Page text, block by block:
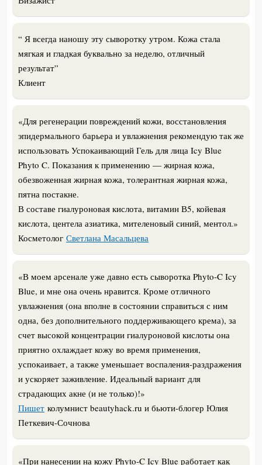
“ Я всегда наношу эту сыворотку утром. Кожа стала
мягкая и гладкая буквально за неделю, отличный
результат”
Клиент
«Для регенерации повреждений кожи, восстановления
эпидермального барьера и увлажнения рекомендую так же
использовать Успокаивающий Гель для лица Icy Blue
Phyto C. Показания к применению — жирная кожа,
обезвоженная жирная кожа, толерантная жирная кожа,
пятна постакне.
В составе гиалуроновая кислота, витамин В5, койевая
кислота, центела азиатика, мителеновый синий, ментол.»
Косметолог Светлана Масальцева
«В моем арсенале уже давно есть сыворотка Phyto-C Icy
Blue, и мне она очень нравится. Кроме отличного
увлажнения (она вполне в состоянии справиться с ним
одна, без дополнительного поддерживающего крема), за
счет высокой концентрации гиалуроновой кислоты она
приятно охлаждает кожу во время применения,
успокаивает, а также уменьшает воспаления-раздражения
и ускоряет заживление. Идеальный вариант для
страдающих акне (и не только)!»
Пишет колумнист beautyhack.ru и бьюти-блогер Юлия
Петкевич-Сочнова
«При нанесении на кожу Phyto-C Icy Blue работает как